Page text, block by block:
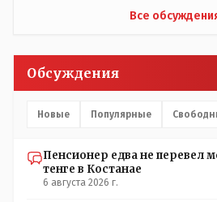
Интересно: - тогда был
уездного начальника, старшего и
и двух письмоводителей, в
Имелись уездный и ветеринарный
города Константиновича в
не установили памятник.//
Все
Обсуждения
Новые Популярные
Пенсионер едва не перевел
тенге в Костанае
6 августа 2026 г.